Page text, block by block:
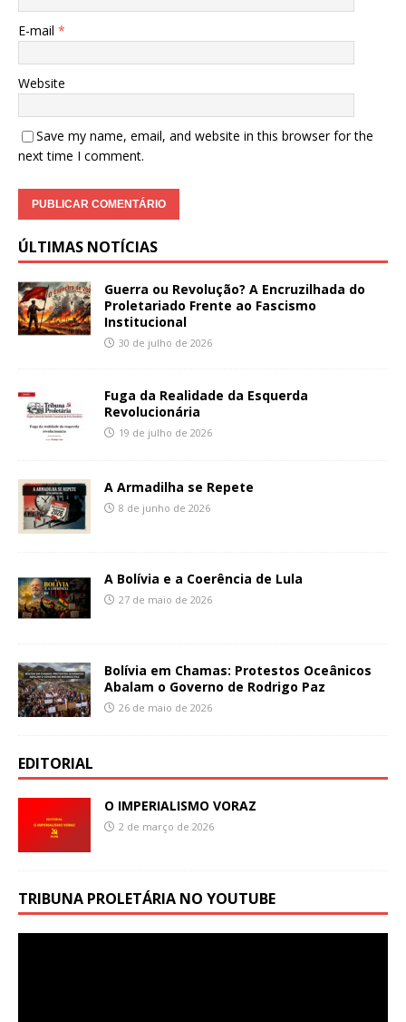
E-mail *
Website
Save my name, email, and website in this browser for the
next time I comment.
ÚLTIMAS NOTÍCIAS
Guerra ou Revolução? A Encruzilhada do
Proletariado Frente ao Fascismo
Institucional
30 de julho de 2026
Fuga da Realidade da Esquerda
Revolucionária
19 de julho de 2026
A Armadilha se Repete
8 de junho de 2026
A Bolívia e a Coerência de Lula
27 de maio de 2026
Bolívia em Chamas: Protestos Oceânicos
Abalam o Governo de Rodrigo Paz
26 de maio de 2026
EDITORIAL
O IMPERIALISMO VORAZ
2 de março de 2026
TRIBUNA PROLETÁRIA NO YOUTUBE